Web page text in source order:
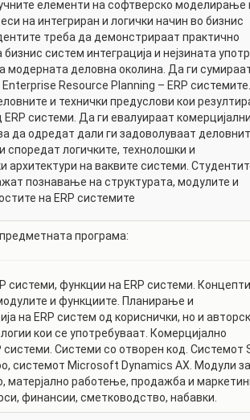
елементи на софтверско моделирање
на интегриран и логички начин во бизнис
треба да демонстрираат практично
систем интеграција и нејзината
модерната деловна околина. Да ги
Resource Planning – ERP
и технички предуслови кои
ERP системи. Да ги евалуираат
да одредат дали ги задоволуваат
споредат логичките, технолошки и
архитектури на ваквите системи.
познавање на структурата, модулите и
на ERP системите
програма:
системи, функции на ERP системи.
и функциите. Планирање и
на ERP систем од кориснички, но и
кои се употребуваат. Комерцијално
системи. Системи со отворен код. Системот
системот Microsoft Dynamics AX. Модули за
матерјално работење, продажба и
финансии, сметководство, набавки.